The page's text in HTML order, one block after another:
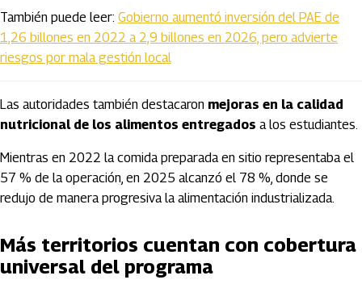
También puede leer: Gobierno aumentó inversión del PAE de
1,26 billones en 2022 a 2,9 billones en 2026, pero advierte
riesgos por mala gestión local
Las autoridades también destacaron mejoras en la calidad
nutricional de los alimentos entregados a los estudiantes.
Mientras en 2022 la comida preparada en sitio representaba el
57 % de la operación, en 2025 alcanzó el 78 %, donde se
redujo de manera progresiva la alimentación industrializada.
Más territorios cuentan con cobertura
universal del programa